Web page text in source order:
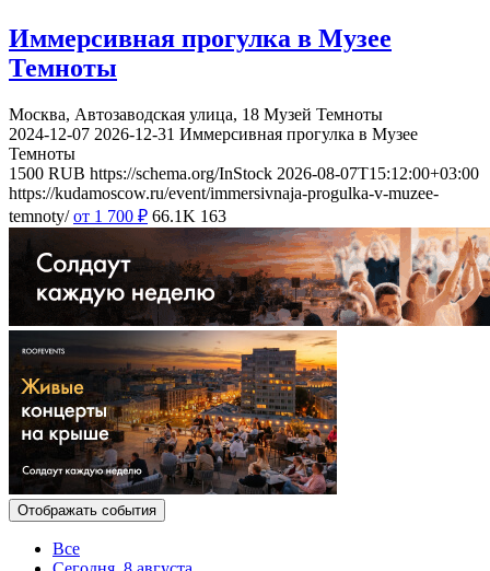
Иммерсивная прогулка в Музее
Темноты
Москва, Автозаводская улица, 18 Музей Темноты
2024-12-07 2026-12-31 Иммерсивная прогулка в Музее
Темноты
1500 RUB https://schema.org/InStock 2026-08-07T15:12:00+03:00
https://kudamoscow.ru/event/immersivnaja-progulka-v-muzee-
temnoty/ от 1 700 ₽ 66.1K 163
Отображать события
Все